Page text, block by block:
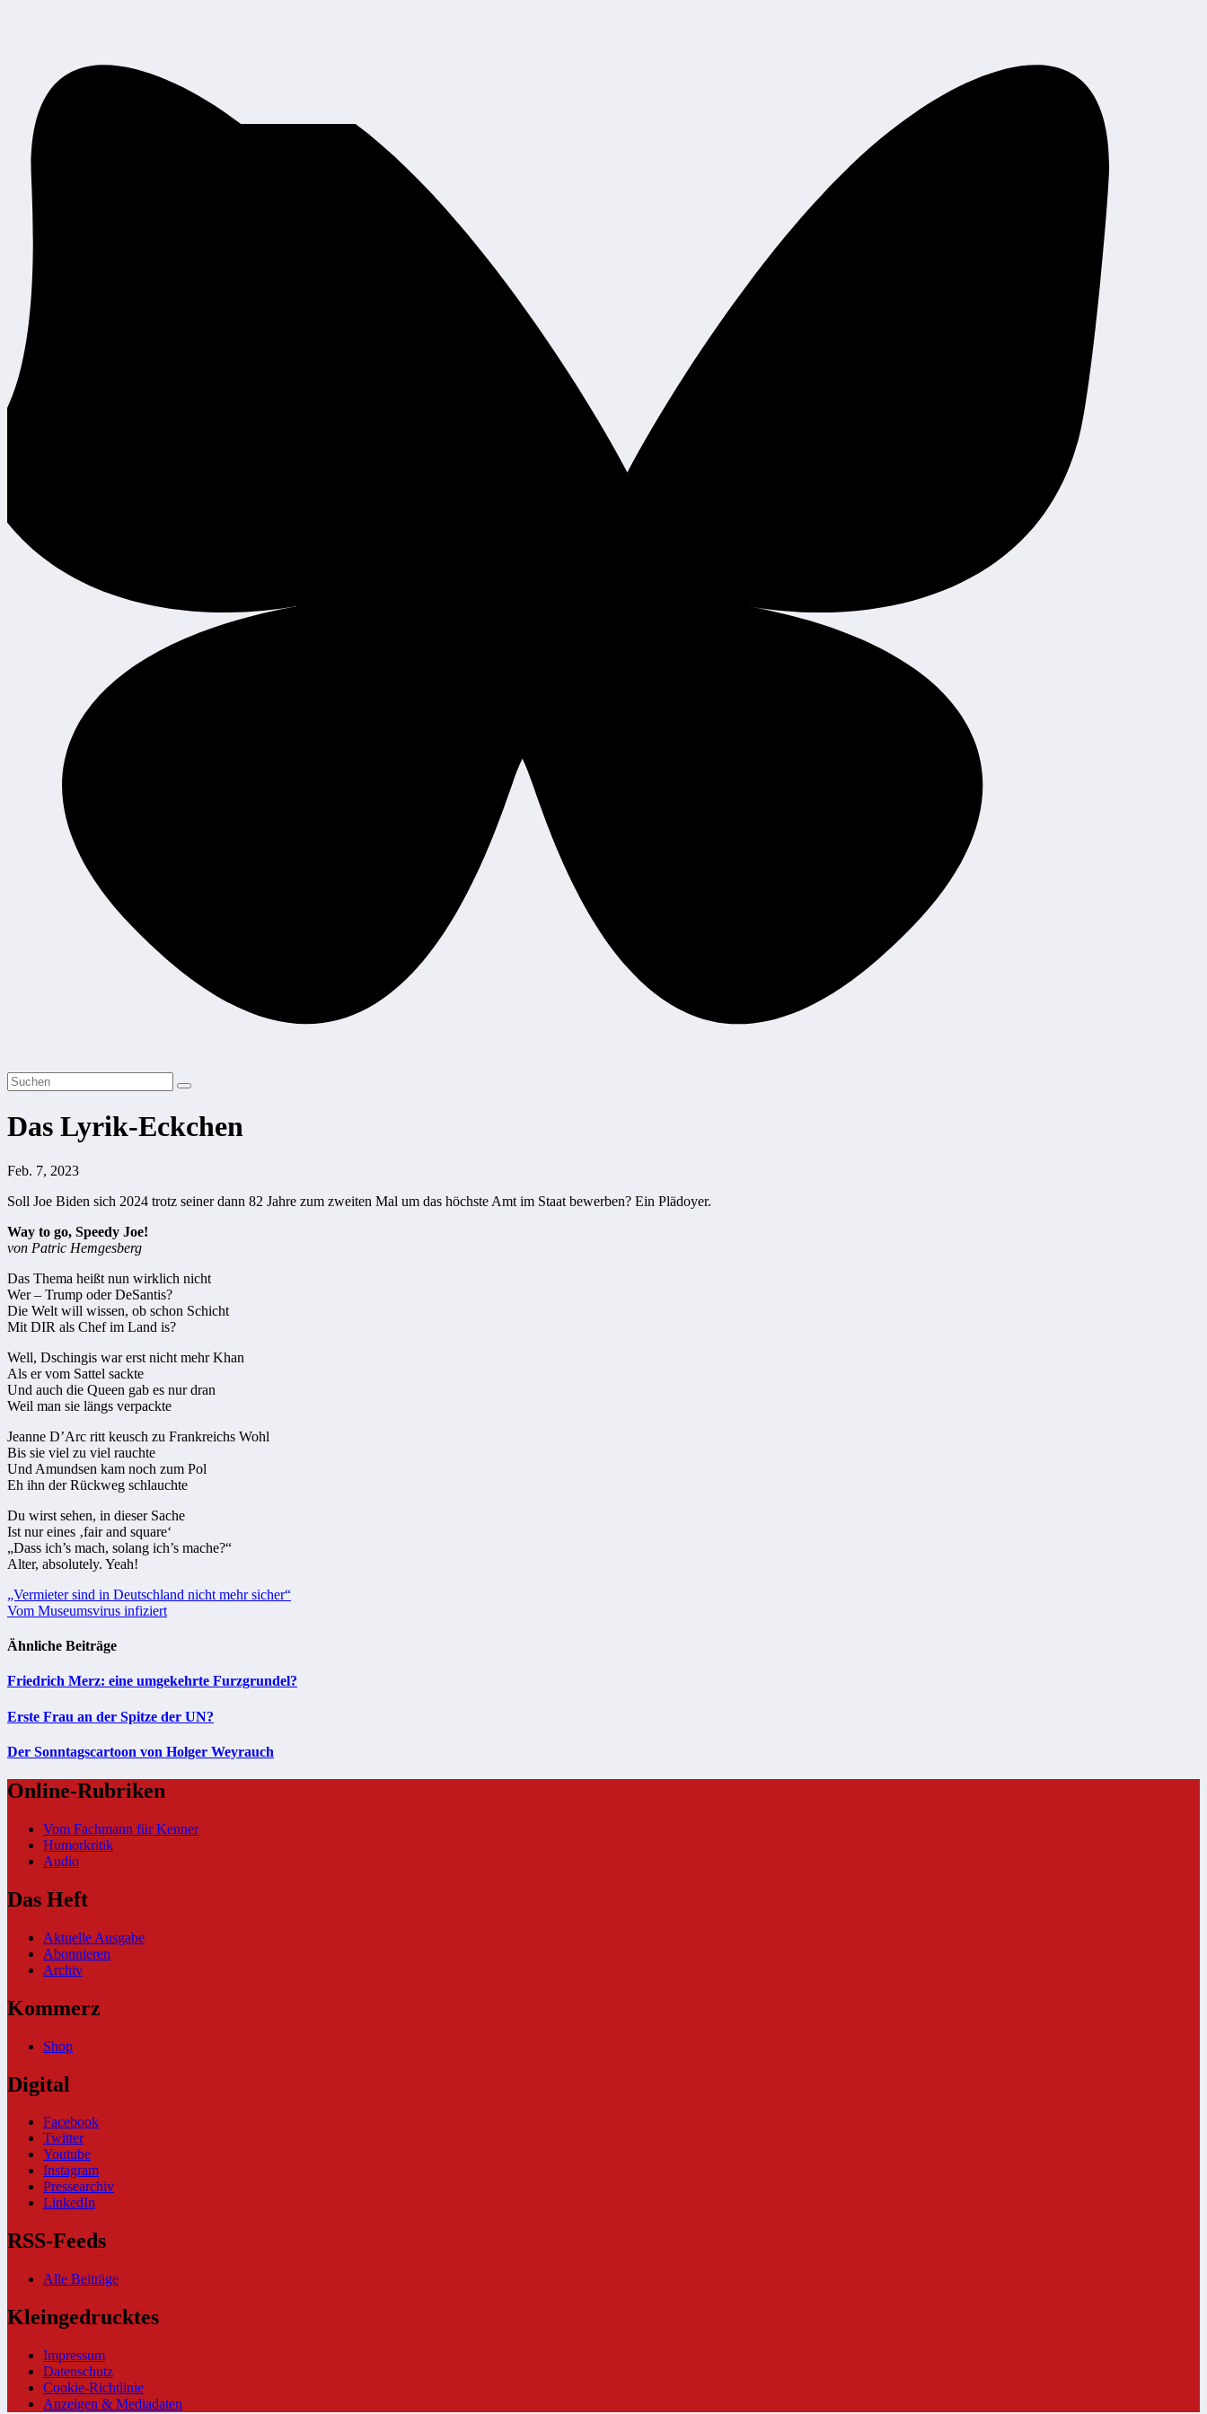
Das Lyrik-Eckchen
Feb. 7, 2023
Soll Joe Biden sich 2024 trotz seiner dann 82 Jahre zum zweiten Mal um das höchste Amt im Staat bewerben? Ein Plädoyer.
Way to go, Speedy Joe!
von Patric Hemgesberg
Das Thema heißt nun wirklich nicht
Wer – Trump oder DeSantis?
Die Welt will wissen, ob schon Schicht
Mit DIR als Chef im Land is?
Well, Dschingis war erst nicht mehr Khan
Als er vom Sattel sackte
Und auch die Queen gab es nur dran
Weil man sie längs verpackte
Jeanne D’Arc ritt keusch zu Frankreichs Wohl
Bis sie viel zu viel rauchte
Und Amundsen kam noch zum Pol
Eh ihn der Rückweg schlauchte
Du wirst sehen, in dieser Sache
Ist nur eines ‚fair and square‘
„Dass ich’s mach, solang ich’s mache?“
Alter, absolutely. Yeah!
Beitragsnavigation
„Vermieter sind in Deutschland nicht mehr sicher“
Vom Museumsvirus infiziert
Ähnliche Beiträge
Friedrich Merz: eine umgekehrte Furzgrundel?
Erste Frau an der Spitze der UN?
Der Sonntagscartoon von Holger Weyrauch
Online-Rubriken
Vom Fachmann für Kenner
Humorkritik
Audio
Das Heft
Aktuelle Ausgabe
Abonnieren
Archiv
Kommerz
Shop
Digital
Facebook
Twitter
Youtube
Instagram
Pressearchiv
LinkedIn
RSS-Feeds
Alle Beiträge
Kleingedrucktes
Impressum
Datenschutz
Cookie-Richtlinie
Anzeigen & Mediadaten